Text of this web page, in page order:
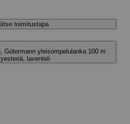
toimitustapa
Gütermann yleisompelulanka 100 m
laventeli